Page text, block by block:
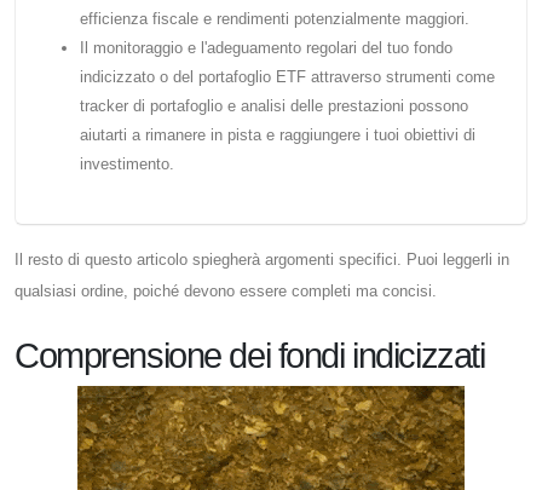
efficienza fiscale e rendimenti potenzialmente maggiori.
Il monitoraggio e l'adeguamento regolari del tuo fondo
indicizzato o del portafoglio ETF attraverso strumenti come
tracker di portafoglio e analisi delle prestazioni possono
aiutarti a rimanere in pista e raggiungere i tuoi obiettivi di
investimento.
Il resto di questo articolo spiegherà argomenti specifici. Puoi leggerli in
qualsiasi ordine, poiché devono essere completi ma concisi.
Comprensione dei fondi indicizzati